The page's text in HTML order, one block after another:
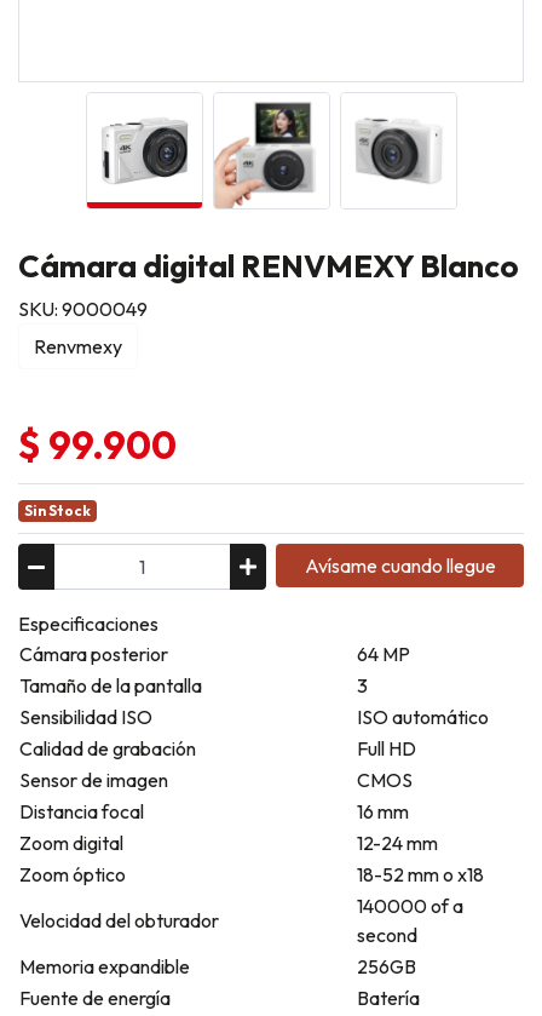
Cámara digital RENVMEXY Blanco
SKU: 9000049
Renvmexy
$ 99.900
Sin Stock
Avísame cuando llegue
Especificaciones
Cámara posterior
64 MP
Tamaño de la pantalla
3
Sensibilidad ISO
ISO automático
Calidad de grabación
Full HD
Sensor de imagen
CMOS
Distancia focal
16 mm
Zoom digital
12-24 mm
Zoom óptico
18-52 mm o x18
Velocidad del obturador
140000 of a
second
Memoria expandible
256GB
Fuente de energía
Batería